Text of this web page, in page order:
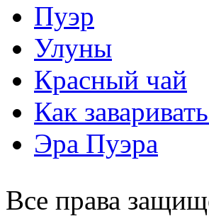
Пуэр
Улуны
Красный чай
Как
Эра Пуэра
Все права